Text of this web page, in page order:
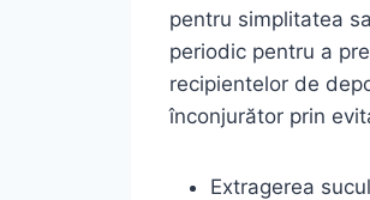
pentru simplitatea
periodic pentru a
recipientelor de
înconjurător prin
Extragerea